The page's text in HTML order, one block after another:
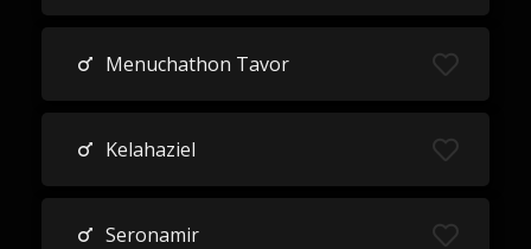
Menuchathon Tavor
Kelahaziel
Seronamir